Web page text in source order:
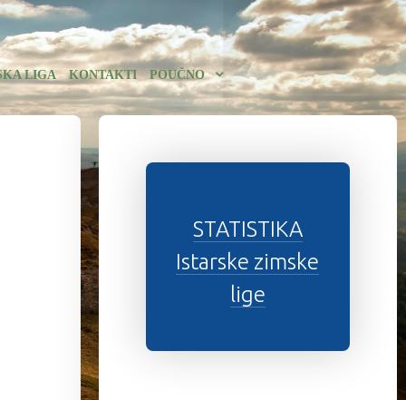
LIGA KONTAKTI POUČNO
STATISTIKA
Istarske zimske
lige